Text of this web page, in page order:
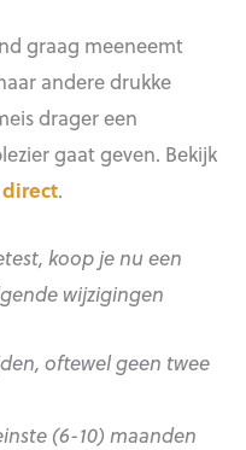
graag meeneemt
andere drukke
drager een
gaat geven. Bekijk
.
koop je nu een
wijzigingen
oftewel geen twee
(6-10) maanden